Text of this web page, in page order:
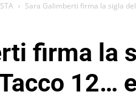
Sara Galimberti firma la sigla
firma la
12…